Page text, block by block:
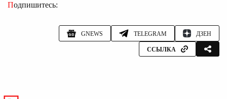
Подпишитесь:
GNEWS TELEGRAM ДЗЕН
ССЫЛКА